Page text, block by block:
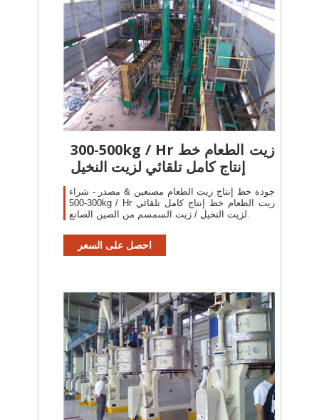
300-500kg / Hr زيت الطعام خط
إنتاج كامل تلقائي لزيت النخيل
جودة خط إنتاج زيت الطعام مصنعين & مصدر - شراء
300-500kg / Hr زيت الطعام خط إنتاج كامل تلقائي
لزيت النخيل / زيت السمسم من الصين الصانع.
احصل على السعر